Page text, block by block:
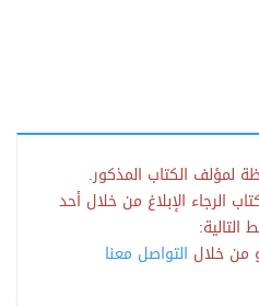
لمؤلف الكتاب المذكور.
الرجاء الإبلاغ من خلال أحد
التالية:
من خلال التواصل معنا